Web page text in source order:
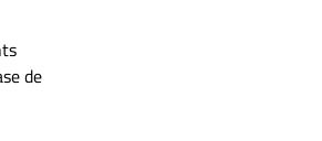
de